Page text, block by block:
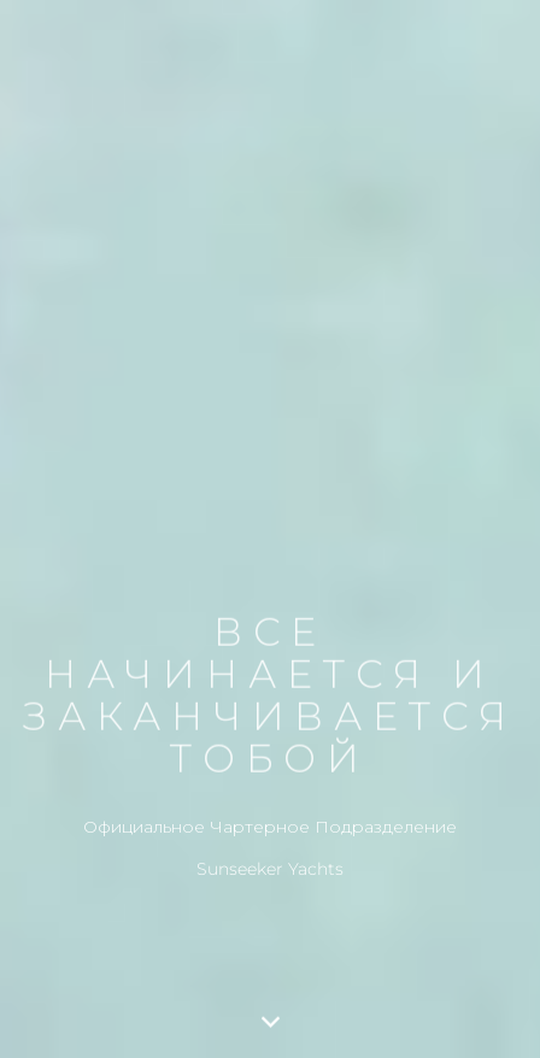
ВСЕ
НАЧИНАЕТСЯ И
ЗАКАНЧИВАЕТСЯ
ТОБОЙ
Официальное Чартерное Подразделение
Sunseeker Yachts